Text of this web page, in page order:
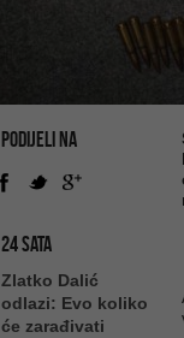
PODIJELI NA
24 SATA
Zlatko Dalić
odlazi: Evo koliko
će zarađivati